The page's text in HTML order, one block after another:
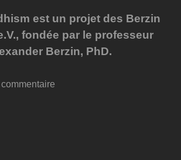
est un projet des Berzin
fondée par le professeur
Berzin, PhD.